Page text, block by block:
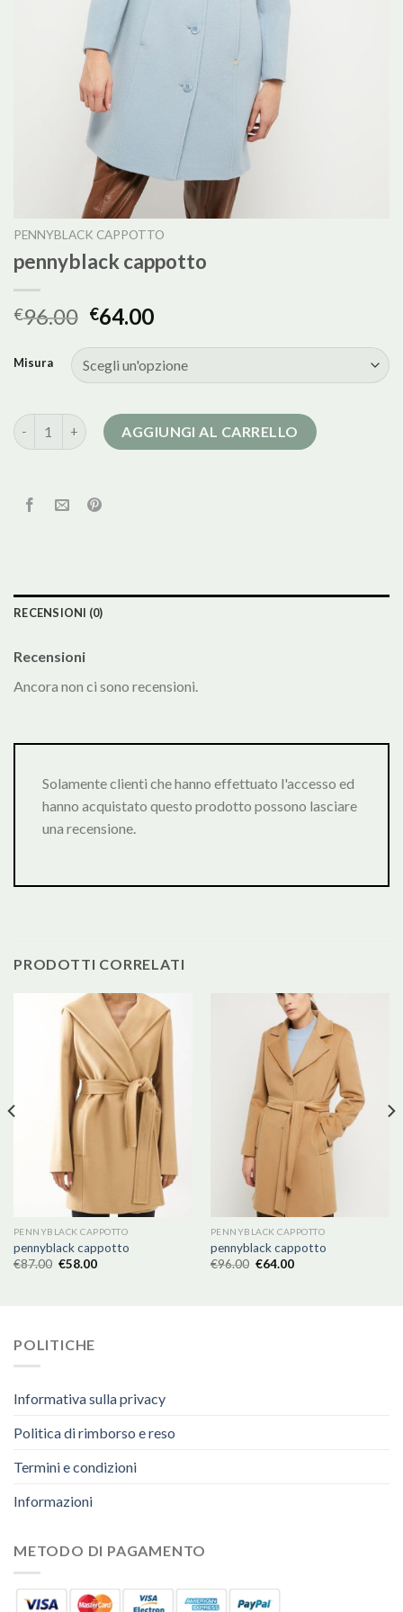
PENNYBLACK CAPPOTTO
pennyblack cappotto
€96.00 €64.00
Misura
pennyblack cappotto quantitàAGGIUNGI AL CARRELLO
RECENSIONI (0)
Recensioni
Ancora non ci sono recensioni.
Solamente clienti che hanno effettuato l'accesso ed
hanno acquistato questo prodotto possono lasciare
una recensione.
PRODOTTI CORRELATI
PENNYBLACK CAPPOTTO
pennyblack cappotto
€87.00 €58.00
PENNYBLACK CAPPOTTO
pennyblack cappotto
€96.00 €64.00
POLITICHE
Informativa sulla privacy
Politica di rimborso e reso
Termini e condizioni
Informazioni
METODO DI PAGAMENTO